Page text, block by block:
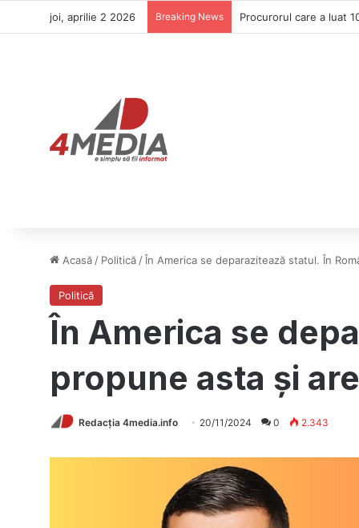
joi, aprilie 2 2026 Breaking News România, obligată să
Acasă / Politică /În America se deparazitează statul. În
Politică
În America se
propune asta și
Redacția 4media.info 20/11/2024 0 2.343